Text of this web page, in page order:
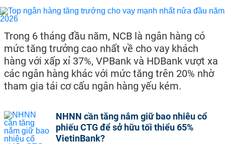
Trong 6 tháng đầu năm, NCB là ngân hàng có
mức tăng trưởng cao nhất về cho vay khách
hàng với xấp xỉ 37%, VPBank và HDBank vượt xa
các ngân hàng khác với mức tăng trên 20% nhờ
tham gia tái cơ cấu ngân hàng yếu kém.
NHNN cần tăng nắm giữ bao nhiêu cổ
phiếu CTG để sở hữu tối thiểu 65%
VietinBank?